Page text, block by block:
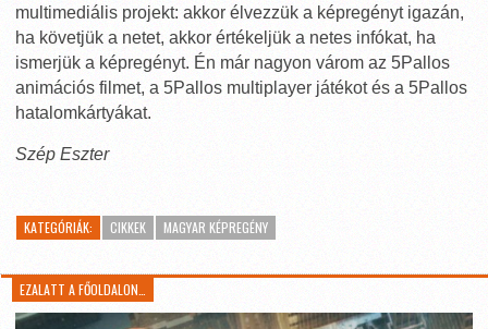
multimediális projekt: akkor élvezzük a képregényt igazán,
ha követjük a netet, akkor értékeljük a netes infókat, ha
ismerjük a képregényt. Én már nagyon várom az 5Pallos
animációs filmet, a 5Pallos multiplayer játékot és a 5Pallos
hatalomkártyákat.
Szép Eszter
KATEGÓRIÁK: CIKKEK MAGYAR KÉPREGÉNY
EZALATT A FŐOLDALON…